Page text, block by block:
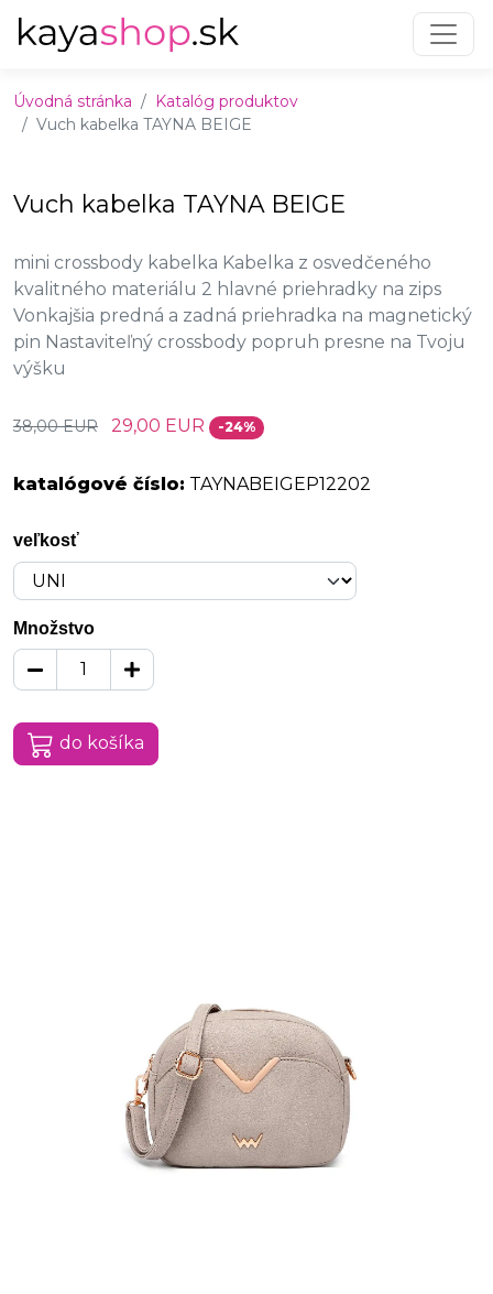
Úvodná stránka
Katalóg produktov
Vuch kabelka TAYNA BEIGE
Vuch kabelka TAYNA BEIGE
mini crossbody kabelka Kabelka z osvedčeného
kvalitného materiálu 2 hlavné priehradky na zips
Vonkajšia predná a zadná priehradka na magnetický
pin Nastaviteľný crossbody popruh presne na Tvoju
výšku
38,00 EUR 29,00 EUR -24%
katalógové číslo: TAYNABEIGEP12202
veľkosť
Množstvo
do košíka